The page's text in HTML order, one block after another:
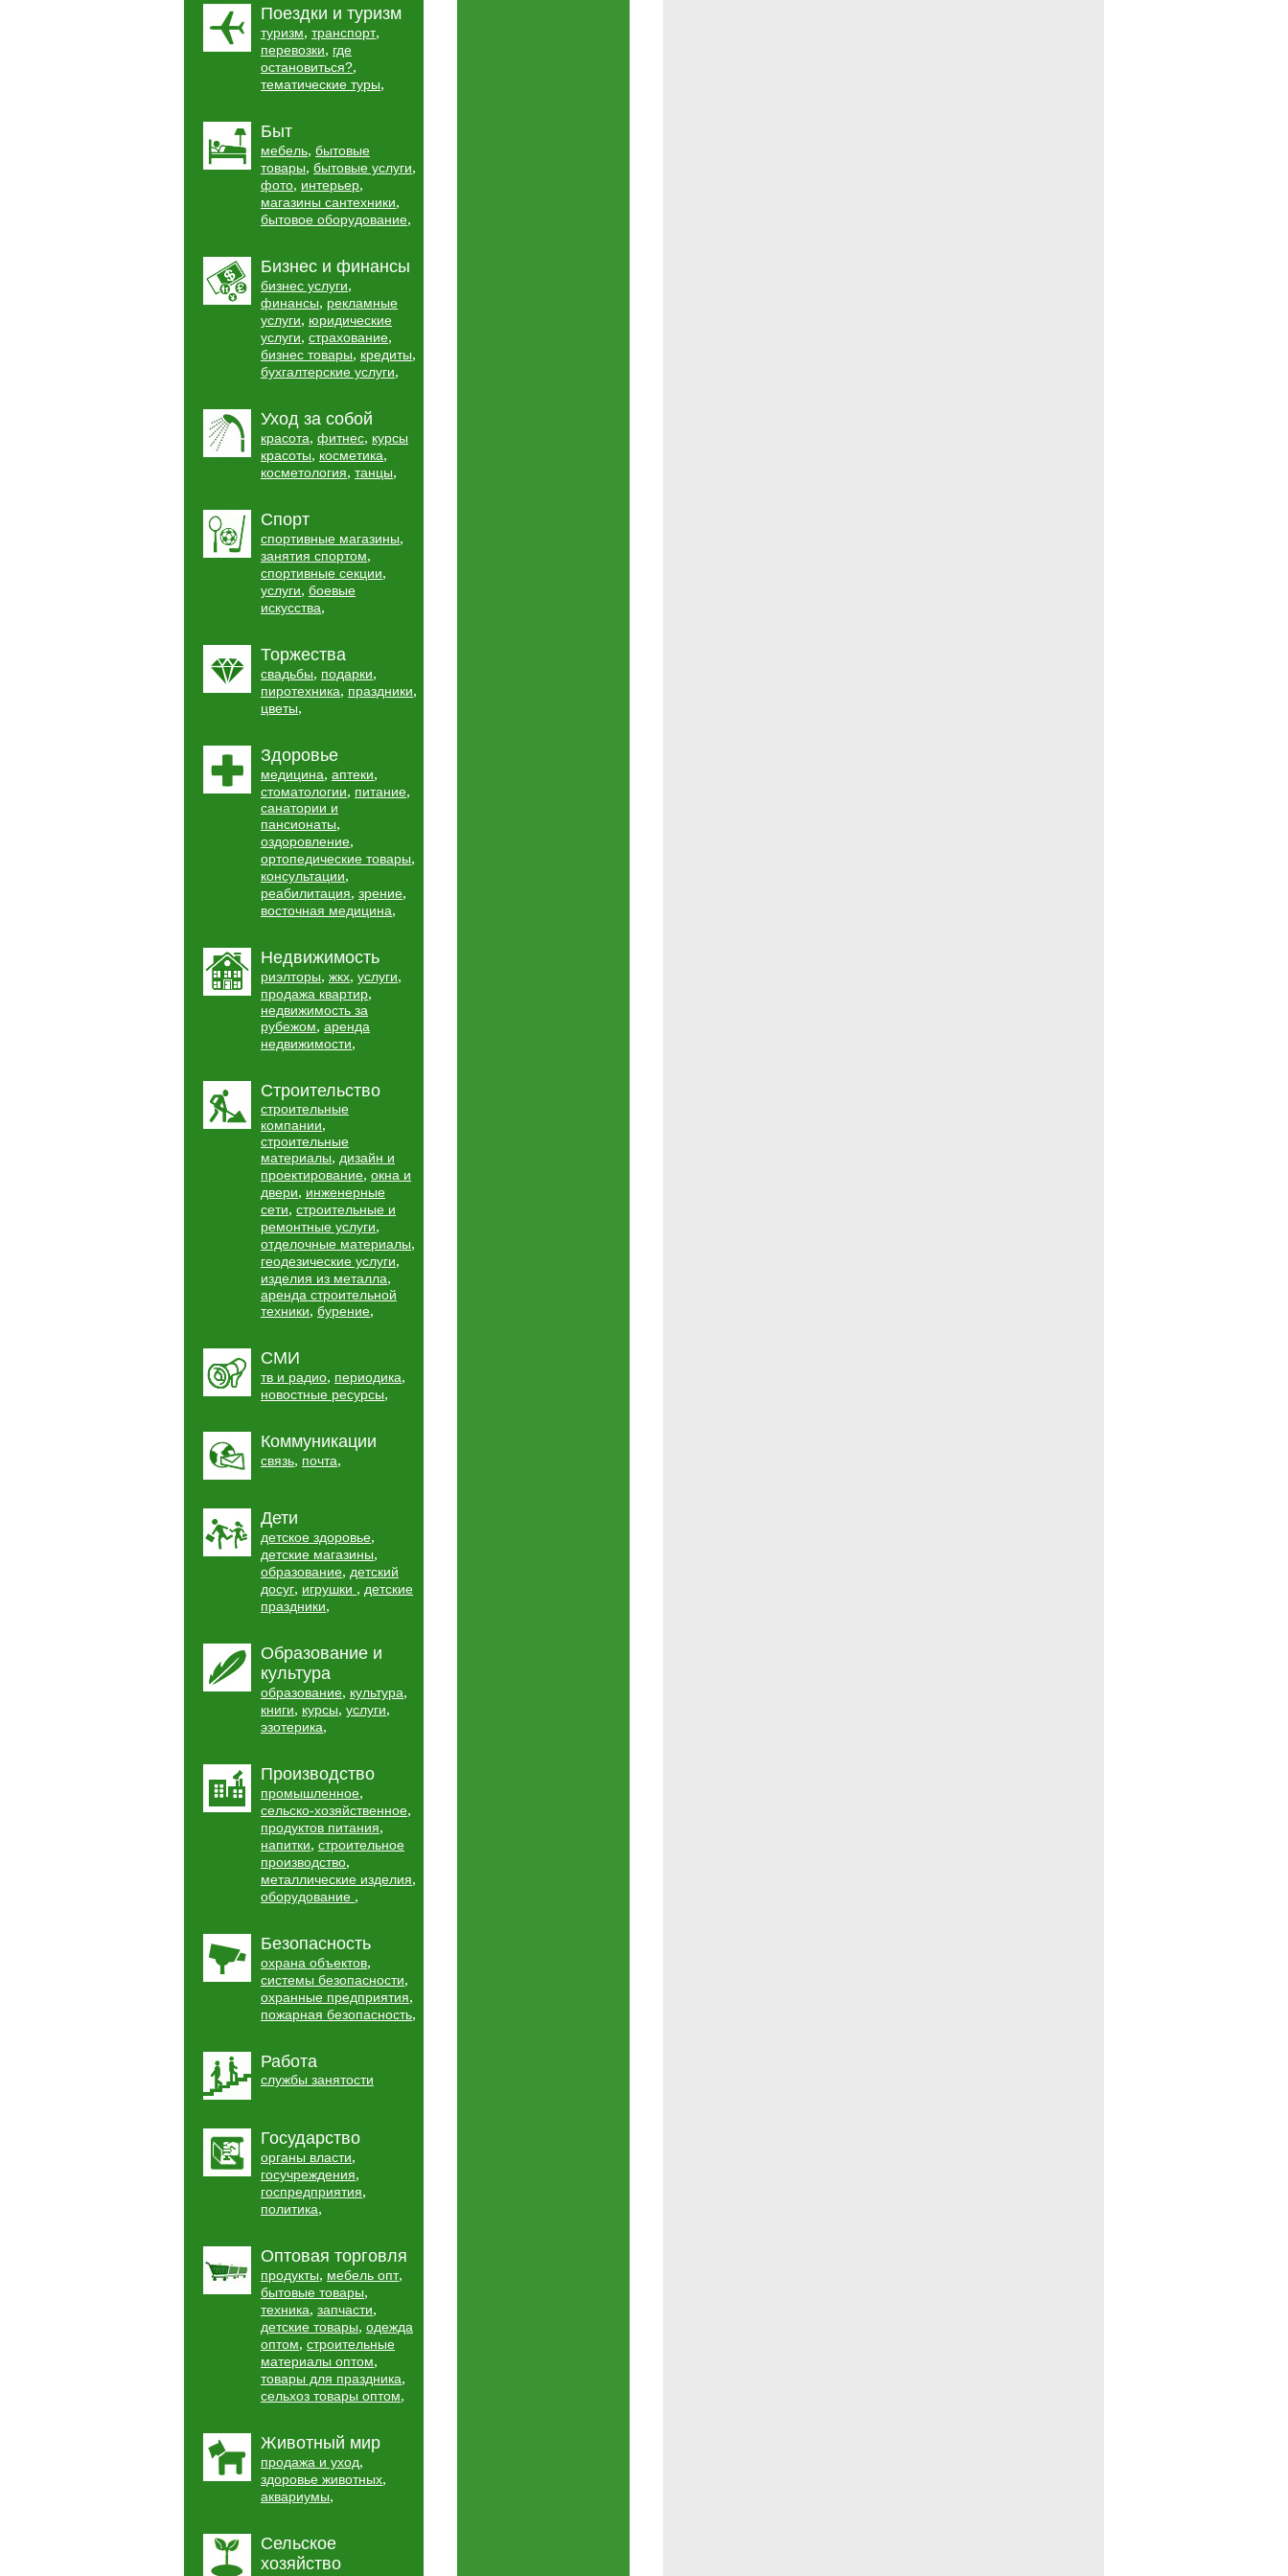
Поездки и туризм
туризм, транспорт,
перевозки, где
остановиться?,
тематические туры,
Быт
мебель, бытовые
товары, бытовые услуги,
фото, интерьер,
магазины сантехники,
бытовое оборудование,
Бизнес и финансы
бизнес услуги,
финансы, рекламные
услуги, юридические
услуги, страхование,
бизнес товары, кредиты,
бухгалтерские услуги,
Уход за собой
красота, фитнес, курсы
красоты, косметика,
косметология, танцы,
Спорт
спортивные магазины,
занятия спортом,
спортивные секции,
услуги, боевые
искусства,
Торжества
свадьбы, подарки,
пиротехника, праздники,
цветы,
Здоровье
медицина, аптеки,
стоматологии, питание,
санатории и
пансионаты,
оздоровление,
ортопедические товары,
консультации,
реабилитация, зрение,
восточная медицина,
Недвижимость
риэлторы, жкх, услуги,
продажа квартир,
недвижимость за
рубежом, аренда
недвижимости,
Строительство
строительные
компании,
строительные
материалы, дизайн и
проектирование, окна и
двери, инженерные
сети, строительные и
ремонтные услуги,
отделочные материалы,
геодезические услуги,
изделия из металла,
аренда строительной
техники, бурение,
СМИ
тв и радио, периодика,
новостные ресурсы,
Коммуникации
связь, почта,
Дети
детское здоровье,
детские магазины,
образование, детский
досуг, игрушки , детские
праздники,
Образование и
культура
образование, культура,
книги, курсы, услуги,
эзотерика,
Производство
промышленное,
сельско-хозяйственное,
продуктов питания,
напитки, строительное
производство,
металлические изделия,
оборудование ,
Безопасность
охрана объектов,
системы безопасности,
охранные предприятия,
пожарная безопасность,
Работа
службы занятости
Государство
органы власти,
госучреждения,
госпредприятия,
политика,
Оптовая торговля
продукты, мебель опт,
бытовые товары,
техника, запчасти,
детские товары, одежда
оптом, строительные
материалы оптом,
товары для праздника,
сельхоз товары оптом,
Животный мир
продажа и уход,
здоровье животных,
аквариумы,
Сельское
хозяйство